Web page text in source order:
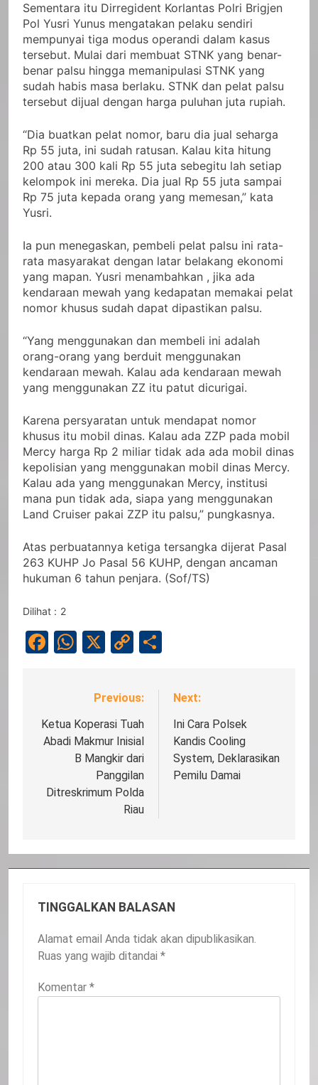
Sementara itu Dirregident Korlantas Polri Brigjen
Pol Yusri Yunus mengatakan pelaku sendiri
mempunyai tiga modus operandi dalam kasus
tersebut. Mulai dari membuat STNK yang benar-
benar palsu hingga memanipulasi STNK yang
sudah habis masa berlaku. STNK dan pelat palsu
tersebut dijual dengan harga puluhan juta rupiah.
“Dia buatkan pelat nomor, baru dia jual seharga
Rp 55 juta, ini sudah ratusan. Kalau kita hitung
200 atau 300 kali Rp 55 juta sebegitu lah setiap
kelompok ini mereka. Dia jual Rp 55 juta sampai
Rp 75 juta kepada orang yang memesan,” kata
Yusri.
Ia pun menegaskan, pembeli pelat palsu ini rata-
rata masyarakat dengan latar belakang ekonomi
yang mapan. Yusri menambahkan , jika ada
kendaraan mewah yang kedapatan memakai pelat
nomor khusus sudah dapat dipastikan palsu.
“Yang menggunakan dan membeli ini adalah
orang-orang yang berduit menggunakan
kendaraan mewah. Kalau ada kendaraan mewah
yang menggunakan ZZ itu patut dicurigai.
Karena persyaratan untuk mendapat nomor
khusus itu mobil dinas. Kalau ada ZZP pada mobil
Mercy harga Rp 2 miliar tidak ada ada mobil dinas
kepolisian yang menggunakan mobil dinas Mercy.
Kalau ada yang menggunakan Mercy, institusi
mana pun tidak ada, siapa yang menggunakan
Land Cruiser pakai ZZP itu palsu,” pungkasnya.
Atas perbuatannya ketiga tersangka dijerat Pasal
263 KUHP Jo Pasal 56 KUHP, dengan ancaman
hukuman 6 tahun penjara. (Sof/TS)
Dilihat : 2
Facebook
WhatsApp
X
Copy
Navigasi
pos
Previous:
Ketua Koperasi Tuah
Abadi Makmur Inisial
B Mangkir dari
Panggilan
Ditreskrimum Polda
Riau
Next:
Ini Cara Polsek
Kandis Cooling
System, Deklarasikan
Pemilu Damai
TINGGALKAN BALASAN
Alamat email Anda tidak akan dipublikasikan.
Ruas yang wajib ditandai *
Komentar *